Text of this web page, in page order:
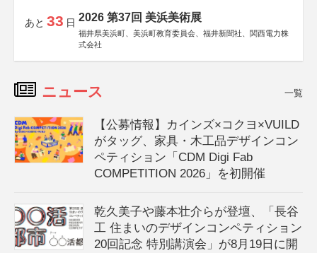
あと 33 日 2026 第37回 美浜美術展
福井県美浜町、美浜町教育委員会、福井新聞社、関西電力株
式会社
ニュース 一覧
【公募情報】カインズ×コクヨ×VUILD
がタッグ、家具・木工品デザインコン
ペティション「CDM Digi Fab
COMPETITION 2026」を初開催
乾久美子や藤本壮介らが登壇、「長谷
工 住まいのデザインコンペティション
20回記念 特別講演会」が8月19日に開